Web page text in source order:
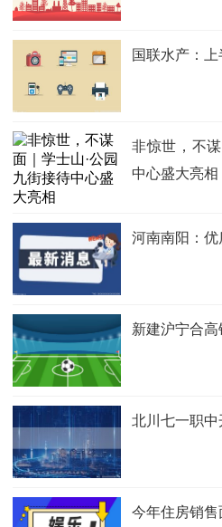
国联水产：
非惊世，不
中心盛大亮相
河南南阳：优
新建沪宁合
北川七一职中
今年住房销